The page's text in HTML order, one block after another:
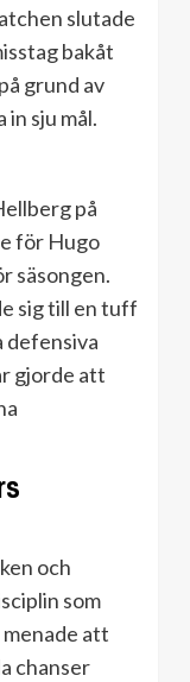
slutade
bakåt
grund av
in sju mål.
på
för Hugo
säsongen.
sig till en tuff
defensiva
gjorde att
och
som
att
chanser